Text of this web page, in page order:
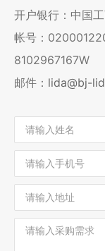
开户银行：中国
帐号：
8102967167W
邮件： lida@bj-